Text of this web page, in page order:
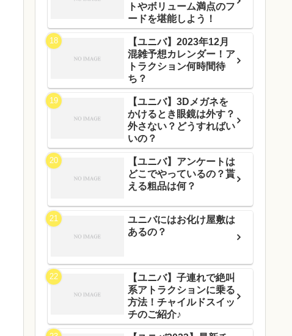
トやボリューム満点のフ
ードを堪能しよう！
【ユニバ】2023年12月
混雑予想カレンダー！ア
トラクション何時間待
ち？
【ユニバ】3Dメガネを
かけるとき眼鏡は外す？
外さない？どうすればい
いの？
【ユニバ】アンケートは
どこでやっているの？貰
える粗品は何？
ユニバにはお化け屋敷は
あるの？
【ユニバ】子連れで絶叫
系アトラクションに乗る
方法！チャイルドスイッ
チのご紹介♪